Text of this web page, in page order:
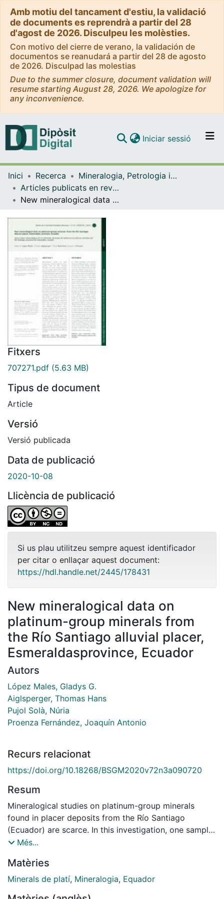
Amb motiu del tancament d'estiu, la validació
de documents es reprendrà a partir del 28
d'agost de 2026. Disculpeu les molèsties.
Con motivo del cierre de verano, la validación de
documentos se reanudará a partir del 28 de agosto
de 2026. Disculpad las molestias
Due to the summer closure, document validation will
resume starting August 28, 2026. We apologize for
any inconvenience.
Navega per tot el DD
Contacte
Iniciar sessió (current)
Inici Recerca
Mineralogia, Petrologia i Geologia Aplicada
Articles publicats en revistes (Mineralogia, Petrologia i Geologia Aplicada)
New mineralogical data on platinum-group minerals from the Río Santiago alluvial placer, Esmeraldasprovince, Ecuador
Fitxers
707271.pdf (5.63 MB)
Tipus de document
Article
Versió
Versió publicada
Data de publicació
2020-10-08
Llicència de publicació
Si us plau utilitzeu sempre aquest identificador
per citar o enllaçar aquest document:
https://hdl.handle.net/2445/178431
New mineralogical data on
platinum-group minerals from
the Río Santiago alluvial placer,
Esmeraldasprovince, Ecuador
Autors
López Males, Gladys G.
Aiglsperger, Thomas Hans
Pujol Solà, Núria
Proenza Fernández, Joaquín Antonio
Recurs relacionat
https://doi.org/10.18268/BSGM2020v72n3a090720
Resum
Mineralogical studies on platinum-group minerals
found in placer deposits from the Río Santiago
(Ecuador) are scarce. In this investigation, one sample
collected from the Río Santiago alluvial placer was
optical microscopy, scanning electron microscopy,
electron microprobe, and Raman spectroscopy.
Més...
Matèries
Minerals de platí, Mineralogia, Equador